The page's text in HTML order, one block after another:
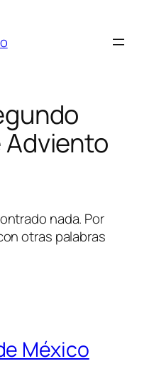
Adviento
nada. Por
otras palabras
México